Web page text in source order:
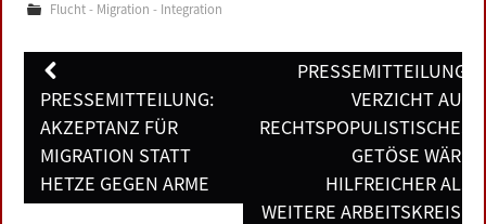
Flucht - Migration - Integration
Post
navigation
PRESSEMITTEILUNG:
AKZEPTANZ FÜR
MIGRATION STATT
HETZE GEGEN ARME
PRESSEMITTEILUNG:
VERZICHT AUF
RECHTSPOPULISTISCHES
GETÖSE WÄRE
HILFREICHER ALS
WEITERE ARBEITSKREISE